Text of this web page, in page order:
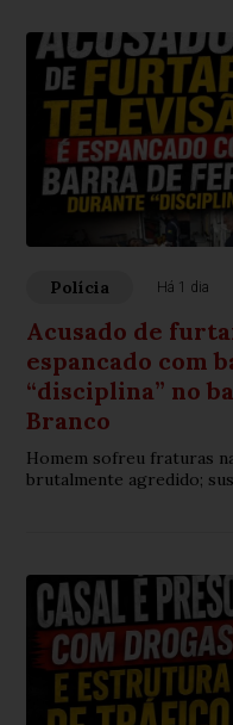
Polícia Há 1 dia
Acusado de
espancado com
“disciplina” no
Branco
Homem sofreu fraturas
brutalmente agredido;